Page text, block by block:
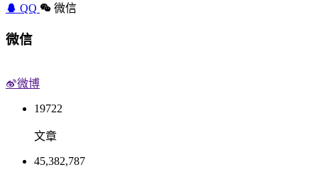
QQ 微信
微信
微博
19722
文章
45,382,787